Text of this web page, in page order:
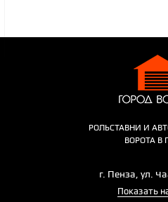
РОЛЬСТАВНИ И
ВОРОТА В
г. Пенза, ул.
Показать